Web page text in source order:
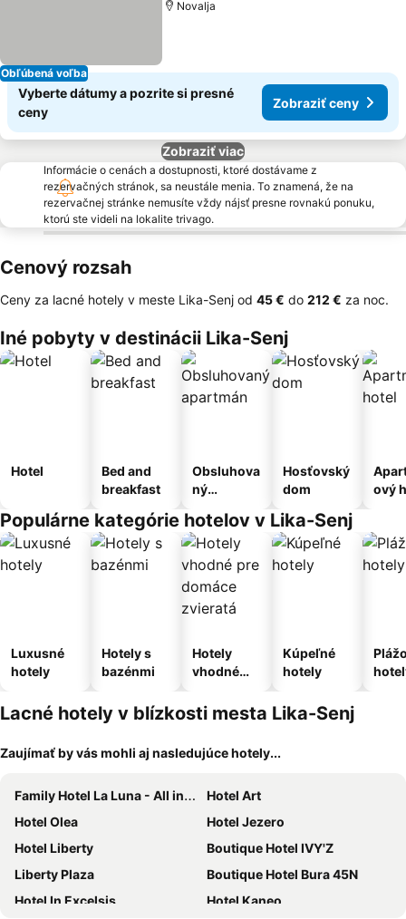
Obľúbená voľba
Novalja
Vyberte dátumy a pozrite si presné
ceny
Zobraziť ceny
Zobraziť viac
Informácie o cenách a dostupnosti, ktoré dostávame z
rezervačných stránok, sa neustále menia. To znamená, že na
rezervačnej stránke nemusíte vždy nájsť presne rovnakú ponuku,
ktorú ste videli na lokalite trivago.
Cenový rozsah
Ceny za lacné hotely v meste Lika-Senj od ‎45 € do ‎212 € za noc.
Iné pobyty v destinácii Lika-Senj
Hotel
Bed and
breakfast
Obsluhova
ný
Hosťovský
dom
ový
Populárne kategórie hotelov v Lika-Senj
Luxusné
hotely
Hotely s
bazénmi
Hotely
vhodné
domáce
zvieratá
Kúpeľné
hotely
Lacné hotely v blízkosti mesta Lika-Senj
Zaujímať by vás mohli aj nasledujúce hotely...
Family Hotel La Luna - All inclusive
Hotel Art
Hotel Olea
Hotel Jezero
Hotel Liberty
Boutique Hotel IVY'Z
Liberty Plaza
Boutique Hotel Bura 45N
Hotel In Excelsis
Hotel Kaneo